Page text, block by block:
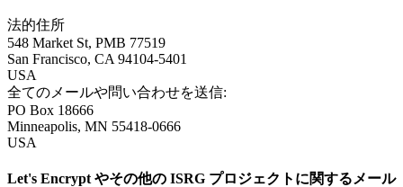
法的住所
548 Market St, PMB 77519
San Francisco, CA 94104-5401
USA
全てのメールや問い合わせを送信:
PO Box 18666
Minneapolis, MN 55418-0666
USA
Let's Encrypt やその他の ISRG プロジェクトに関するメール